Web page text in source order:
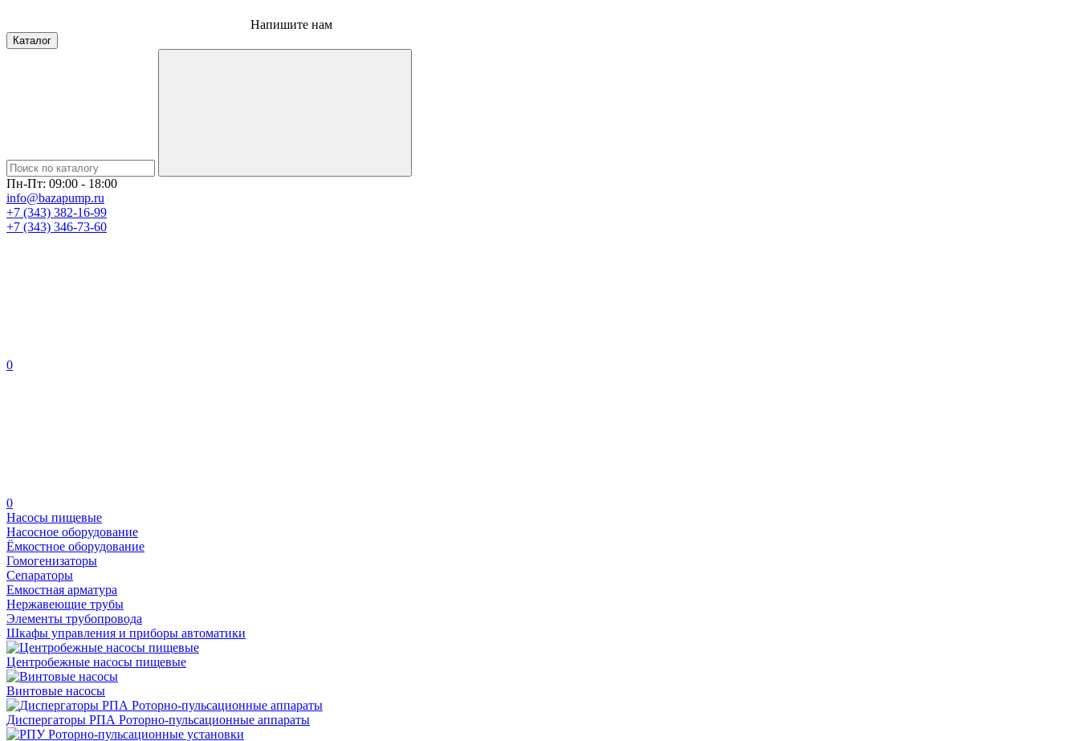
Напишите нам
Каталог
Пн-Пт: 09:00 - 18:00
info@bazapump.ru
+7 (343) 382-16-99
+7 (343) 346-73-‬60
0
0
Насосы пищевые
Насосное оборудование
Ёмкостное оборудование
Гомогенизаторы
Сепараторы
Емкостная арматура
Нержавеющие трубы
Элементы трубопровода
Шкафы управления и приборы автоматики
Центробежные насосы пищевые
Винтовые насосы
Диспергаторы РПА Роторно-пульсационные аппараты